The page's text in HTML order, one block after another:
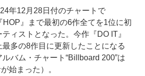
年12月28日付のチャートで
HOP』まで最初の6作全てを1位に初
ィストとなった。今作『DO IT』
多の8作目に更新したことになる
ルバム・チャート“Billboard 200”は
始まった）。